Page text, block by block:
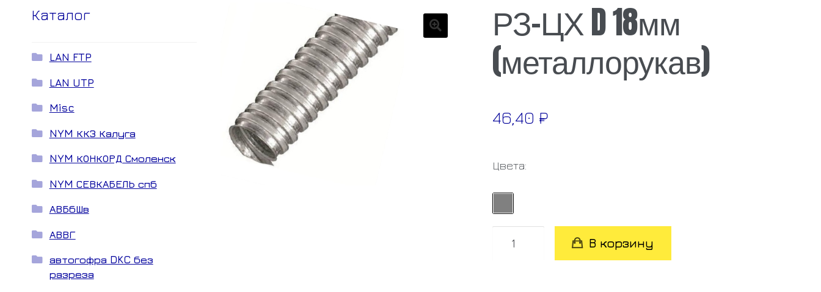
РЗ-ЦХ D 18мм
(металлорукав)
46,40 ₽
Цвета:
В корзину
Каталог
LAN FTP
LAN UTP
Misc
NYM ККЗ Калуга
NYM КОНКОРД Смоленск
NYM СЕВКАБЕЛЬ спб
АВБбШв
АВВГ
автогофра DKC без
разреза